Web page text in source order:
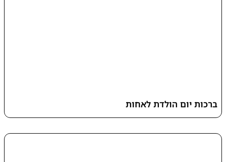
ברכות יום הולדת לאחות